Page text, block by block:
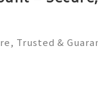
Trusted &
and does